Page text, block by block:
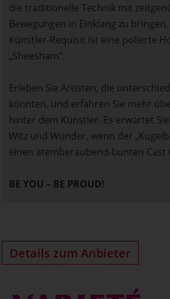
die traditionelle Technik mit
Bewegungen in Einklang zu
Künstler-Requisit ist eine polierte
„Sheesham“.
Erleben Sie Artisten, die
könnten, und erfahren Sie mehr
hinter dem Künstler. Es erwartet
Witz und Wunder, wenn der
einen atemberaubend-bunten Cast
BE YOU – BE PROUD!
Details zum Anbieter